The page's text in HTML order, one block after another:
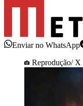
Enviar no WhatsApp
Reprodução/ X